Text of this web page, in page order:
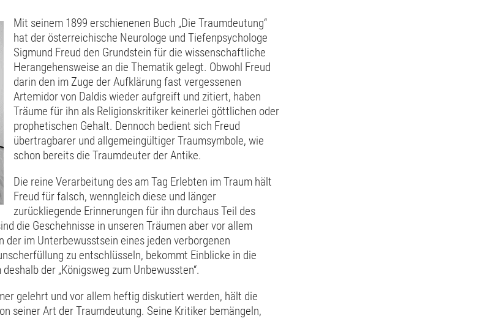
Mit seinem 1899 erschienenen Buch „Die Traumdeutung“
hat der österreichische Neurologe und Tiefenpsychologe
Sigmund Freud den Grundstein für die wissenschaftliche
Herangehensweise an die Thematik gelegt. Obwohl Freud
darin den im Zuge der Aufklärung fast vergessenen
Artemidor von Daldis wieder aufgreift und zitiert, haben
Träume für ihn als Religionskritiker keinerlei göttlichen oder
prophetischen Gehalt. Dennoch bedient sich Freud
übertragbarer und allgemeingültiger Traumsymbole, wie
schon bereits die Traumdeuter der Antike.
Die reine Verarbeitung des am Tag Erlebten im Traum hält
Freud für falsch, wenngleich diese und länger
zurückliegende Erinnerungen für ihn durchaus Teil des
die Geschehnisse in unseren Träumen aber vor allem
im Unterbewusstsein eines jeden verborgenen
zu entschlüsseln, bekommt Einblicke in die
der „Königsweg zum Unbewussten“.
gelehrt und vor allem heftig diskutiert werden, hält die
seiner Art der Traumdeutung. Seine Kritiker bemängeln,